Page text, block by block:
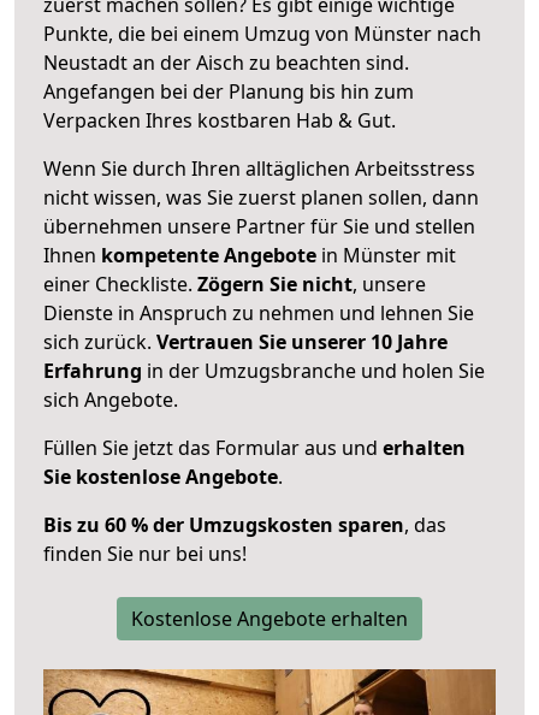
Punkte, die bei einem Umzug von Münster nach
Neustadt an der Aisch zu beachten sind.
Angefangen bei der Planung bis hin zum
Verpacken Ihres kostbaren Hab & Gut.
Wenn Sie durch Ihren alltäglichen Arbeitsstress
nicht wissen, was Sie zuerst planen sollen, dann
übernehmen unsere Partner für Sie und stellen
Ihnen kompetente Angebote in Münster mit
einer Checkliste. Zögern Sie nicht, unsere
Dienste in Anspruch zu nehmen und lehnen Sie
sich zurück. Vertrauen Sie unserer 10 Jahre
Erfahrung in der Umzugsbranche und holen Sie
sich Angebote.
Füllen Sie jetzt das Formular aus und erhalten
Sie kostenlose Angebote.
Bis zu 60 % der Umzugskosten sparen, das
finden Sie nur bei uns!
Kostenlose Angebote erhalten